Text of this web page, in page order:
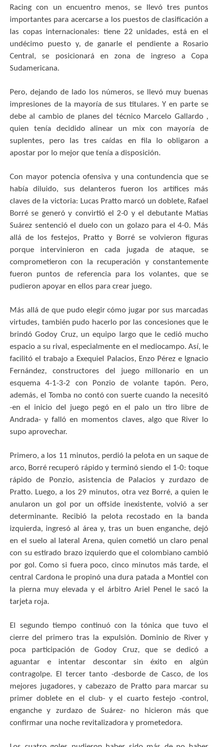
Racing con un encuentro menos, se llevó tres puntos
importantes para acercarse a los puestos de clasificación a
las copas internacionales: tiene 22 unidades, está en el
undécimo puesto y, de ganarle el pendiente a Rosario
Central, se posicionará en zona de ingreso a Copa
Sudamericana.
Pero, dejando de lado los números, se llevó muy buenas
impresiones de la mayoría de sus titulares. Y en parte se
debe al cambio de planes del técnico Marcelo Gallardo ,
quien tenía decidido alinear un mix con mayoría de
suplentes, pero las tres caídas en fila lo obligaron a
apostar por lo mejor que tenía a disposición.
Con mayor potencia ofensiva y una contundencia que se
había diluido, sus delanteros fueron los artífices más
claves de la victoria: Lucas Pratto marcó un doblete, Rafael
Borré se generó y convirtió el 2-0 y el debutante Matías
Suárez sentenció el duelo con un golazo para el 4-0. Más
allá de los festejos, Pratto y Borré se volvieron figuras
porque intervinieron en cada jugada de ataque, se
comprometieron con la recuperación y constantemente
fueron puntos de referencia para los volantes, que se
pudieron apoyar en ellos para crear juego.
Más allá de que pudo elegir cómo jugar por sus marcadas
virtudes, también pudo hacerlo por las concesiones que le
brindó Godoy Cruz, un equipo largo que le cedió mucho
espacio a su rival, especialmente en el mediocampo. Así, le
facilitó el trabajo a Exequiel Palacios, Enzo Pérez e Ignacio
Fernández, constructores del juego millonario en un
esquema 4-1-3-2 con Ponzio de volante tapón. Pero,
además, el Tomba no contó con suerte cuando la necesitó
-en el inicio del juego pegó en el palo un tiro libre de
Andrada- y falló en momentos claves, algo que River lo
supo aprovechar.
Primero, a los 11 minutos, perdió la pelota en un saque de
arco, Borré recuperó rápido y terminó siendo el 1-0: toque
rápido de Ponzio, asistencia de Palacios y zurdazo de
Pratto. Luego, a los 29 minutos, otra vez Borré, a quien le
anularon un gol por un offside inexistente, volvió a ser
determinante. Recibió la pelota recostado en la banda
izquierda, ingresó al área y, tras un buen enganche, dejó
en el suelo al lateral Arena, quien cometió un claro penal
con su estirado brazo izquierdo que el colombiano cambió
por gol. Como si fuera poco, cinco minutos más tarde, el
central Cardona le propinó una dura patada a Montiel con
la pierna muy elevada y el árbitro Ariel Penel le sacó la
tarjeta roja.
El segundo tiempo continuó con la tónica que tuvo el
cierre del primero tras la expulsión. Dominio de River y
poca participación de Godoy Cruz, que se dedicó a
aguantar e intentar descontar sin éxito en algún
contragolpe. El tercer tanto -desborde de Casco, de los
mejores jugadores, y cabezazo de Pratto para marcar su
primer doblete en el club- y el cuarto festejo -control,
enganche y zurdazo de Suárez- no hicieron más que
confirmar una noche revitalizadora y prometedora.